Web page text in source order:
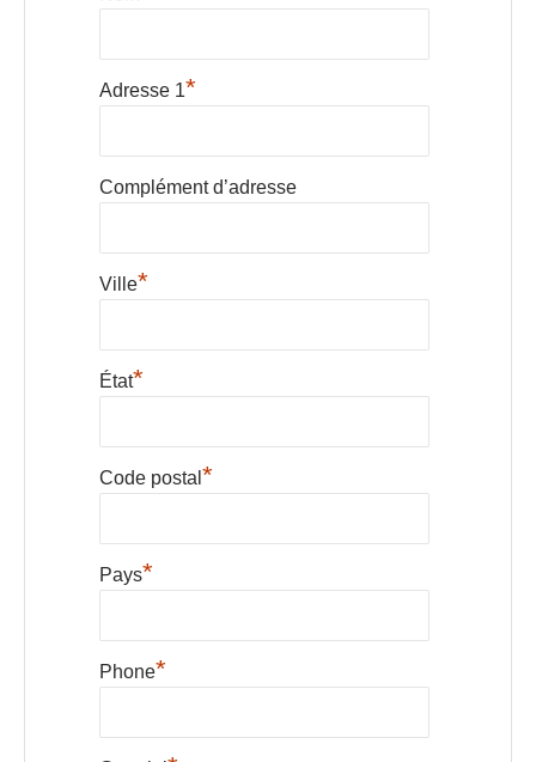
Adresse 1*
Complément d’adresse
Ville*
État*
Code postal *
Pays*
Phone*